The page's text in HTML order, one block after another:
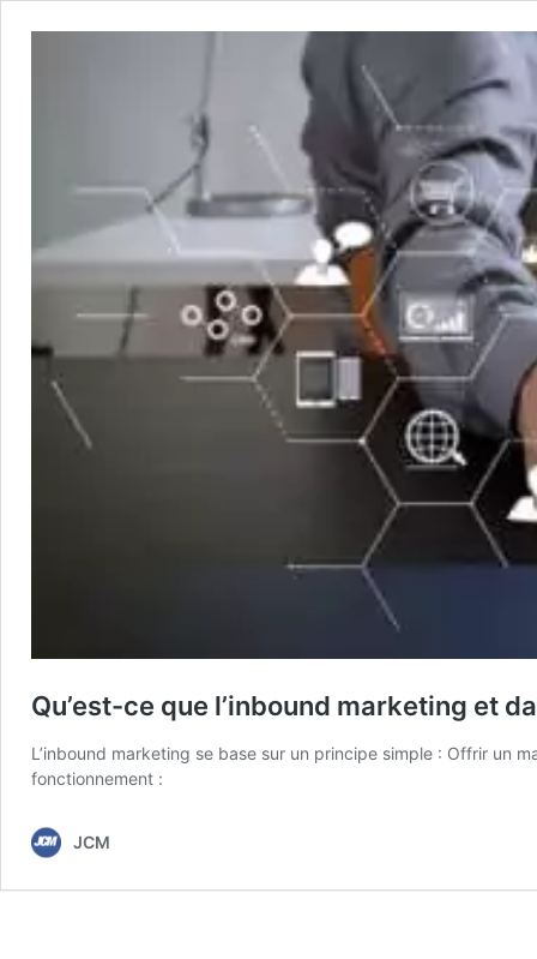
Qu’est-ce que l’inbound marketing et
L’inbound marketing se base sur un principe simple : Offrir un
fonctionnement :
JCM